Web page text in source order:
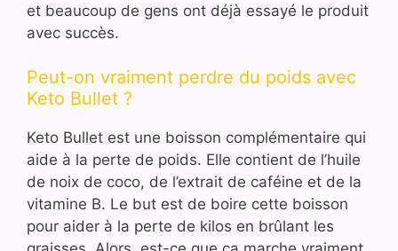
et beaucoup de gens ont déjà essayé le produit
avec succès.
Peut-on vraiment perdre du poids avec
Keto Bullet ?
Keto Bullet est une boisson complémentaire qui
aide à la perte de poids. Elle contient de l’huile
de noix de coco, de l’extrait de caféine et de la
vitamine B. Le but est de boire cette boisson
pour aider à la perte de kilos en brûlant les